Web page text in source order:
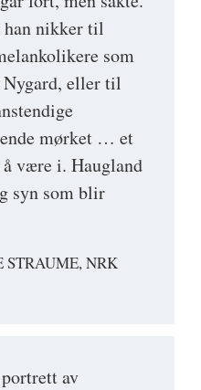
han nikker til
som
Nygard, eller til
mørket … et
være i. Haugland
syn som blir
STRAUME, NRK
av